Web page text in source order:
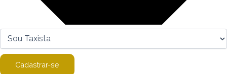
Cadastrar-se